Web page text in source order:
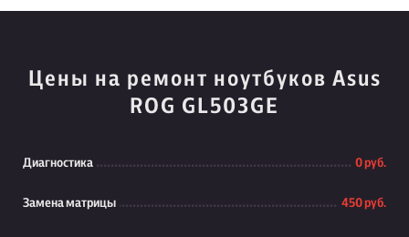
Цены на ремонт ноутбуков Asus
ROG GL503GE
Диагностика 0 руб.
Замена матрицы 450 руб.